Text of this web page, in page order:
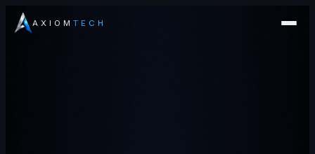
AXIOM TECH